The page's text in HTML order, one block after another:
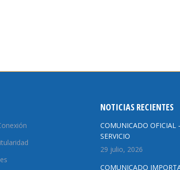
NOTICIAS RECIENTES
COMUNICADO OFICIAL
SERVICIO
29 julio, 2026
COMUNICADO